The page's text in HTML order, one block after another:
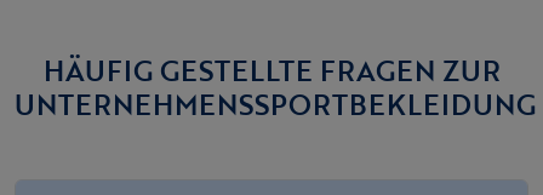
HÄUFIG GESTELLTE FRAGEN ZUR
UNTERNEHMENSSPORTBEKLEIDUNG